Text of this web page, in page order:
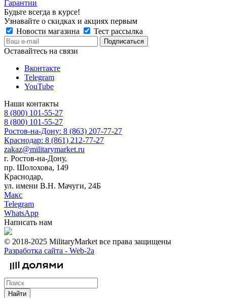
Гарантии
Будьте всегда в курсе!
Узнавайте о скидках и акциях первым
Новости магазина
Тест рассылка
Оставайтесь на связи
Вконтакте
Telegram
YouTube
Наши контакты
8 (800) 101-55-27
8 (800) 101-55-27
Ростов-на-Дону: 8 (863) 207-77-27
Краснодар: 8 (861) 212-77-27
zakaz@militarymarket.ru
г. Ростов-на-Дону,
пр. Шолохова, 149
Краснодар,
ул. имени В.Н. Мачуги, 24Б
Макс
Telegram
WhatsApp
Написать нам
© 2018-2025 MilitaryMarket все права защищены
Разработка сайта - Web-2a
Найти